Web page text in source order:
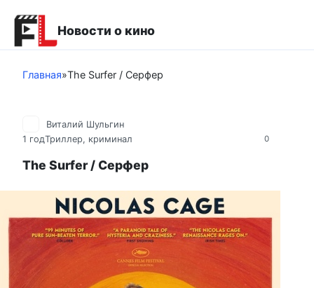
контенту
Новости о кино
Главная»The Surfer / Серфер
0
Виталий Шульгин
1 годТриллер, криминал
The Surfer / Серфер